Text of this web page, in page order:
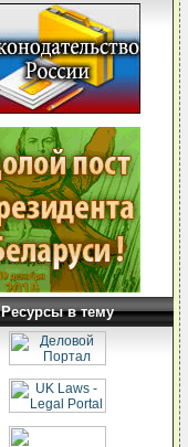
Ресурсы в тему